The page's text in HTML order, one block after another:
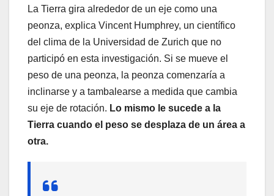
La Tierra gira alrededor de un eje como una
peonza, explica Vincent Humphrey, un científico
del clima de la Universidad de Zurich que no
participó en esta investigación. Si se mueve el
peso de una peonza, la peonza comenzaría a
inclinarse y a tambalearse a medida que cambia
su eje de rotación. Lo mismo le sucede a la
Tierra cuando el peso se desplaza de un área a
otra.